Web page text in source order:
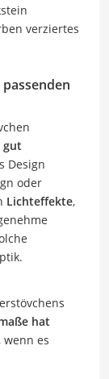
verziertes
gut
Design
oder
Lichteffekte,
hat
wenn es